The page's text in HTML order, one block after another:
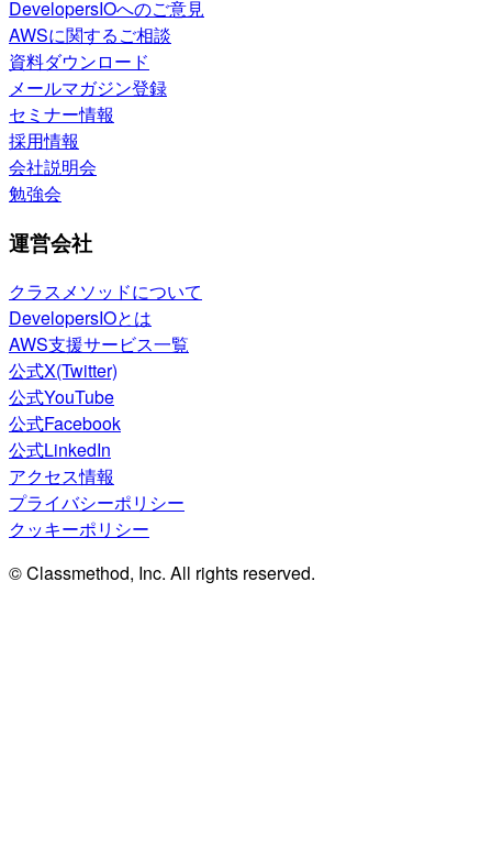
DevelopersIOへのご意見
AWSに関するご相談
資料ダウンロード
メールマガジン登録
セミナー情報
採用情報
会社説明会
勉強会
運営会社
クラスメソッドについて
DevelopersIOとは
AWS支援サービス一覧
公式X(Twitter)
公式YouTube
公式Facebook
公式LinkedIn
アクセス情報
プライバシーポリシー
クッキーポリシー
© Classmethod, Inc. All rights reserved.